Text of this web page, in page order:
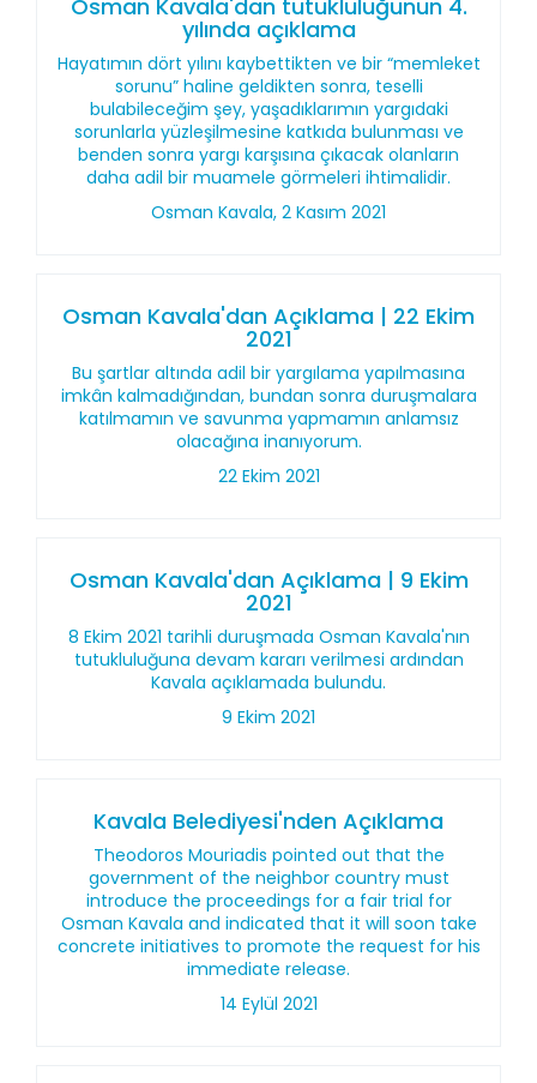
Osman Kavala'dan tutukluluğunun 4.
yılında açıklama
Hayatımın dört yılını kaybettikten ve bir “memleket
sorunu” haline geldikten sonra, teselli
bulabileceğim şey, yaşadıklarımın yargıdaki
sorunlarla yüzleşilmesine katkıda bulunması ve
benden sonra yargı karşısına çıkacak olanların
daha adil bir muamele görmeleri ihtimalidir.
Osman Kavala, 2 Kasım 2021
Osman Kavala'dan Açıklama | 22 Ekim
2021
Bu şartlar altında adil bir yargılama yapılmasına
imkân kalmadığından, bundan sonra duruşmalara
katılmamın ve savunma yapmamın anlamsız
olacağına inanıyorum.
22 Ekim 2021
Osman Kavala'dan Açıklama | 9 Ekim
2021
8 Ekim 2021 tarihli duruşmada Osman Kavala'nın
tutukluluğuna devam kararı verilmesi ardından
Kavala açıklamada bulundu.
9 Ekim 2021
Kavala Belediyesi'nden Açıklama
Theodoros Mouriadis pointed out that the
government of the neighbor country must
introduce the proceedings for a fair trial for
Osman Kavala and indicated that it will soon take
concrete initiatives to promote the request for his
immediate release.
14 Eylül 2021